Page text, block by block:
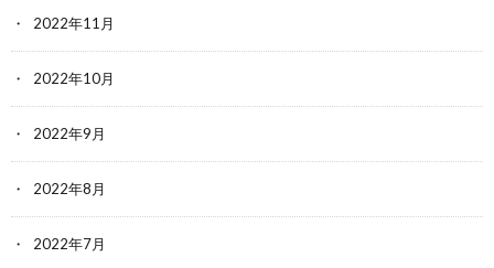
2022年11月
2022年10月
2022年9月
2022年8月
2022年7月